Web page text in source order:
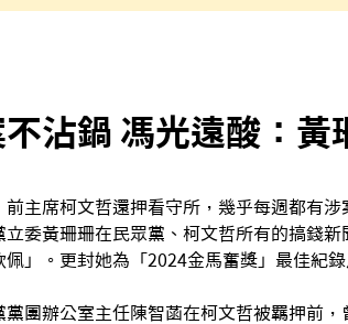
沾鍋 馮光遠酸：黃
前主席柯文哲還押看守所，幾乎每週都有
立委黃珊珊在民眾黨、柯文哲所有的搞錢
佩」。更封她為「2024金馬奮獎」最佳紀錄
團辦公室主任陳智菡在柯文哲被羈押前